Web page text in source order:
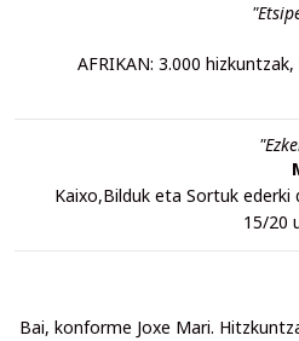
AFRIKAN: 3.000
Kaixo,Bilduk eta Sortuk
15/20
Bai, konforme Joxe Mari.